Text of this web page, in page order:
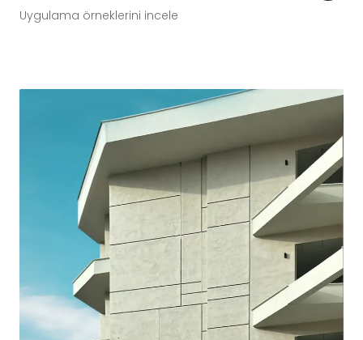
Uygulama örneklerini incele